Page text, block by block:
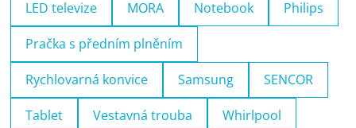
LED televize MORA Notebook Philips
Pračka s předním plněním
Rychlovarná konvice Samsung SENCOR
Tablet Vestavná trouba Whirlpool